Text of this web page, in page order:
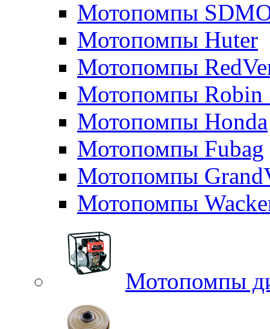
Мотопомпы
Мотопомпы Huter
Мотопомпы
Мотопомпы Robin
Мотопомпы Honda
Мотопомпы Fubag
Мотопомпы
Мотопомпы
Мотопомпы